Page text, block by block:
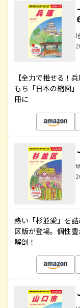
【全力で推せる！
もち「日本の縮図
冊に
熱い「杉並愛」を
区版が登場。個性
解剖！